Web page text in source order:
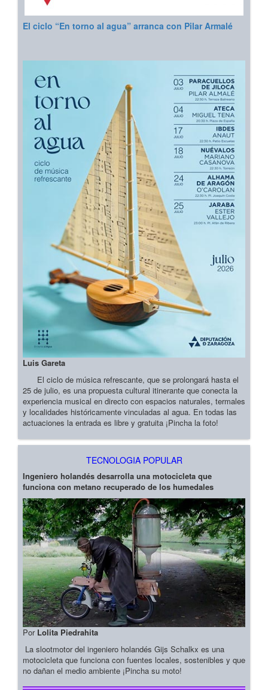
El ciclo “En torno al agua” arranca con Pilar Armalé
Luis Gareta
El ciclo de música refrescante, que se prolongará hasta el
25 de julio, es una propuesta cultural itinerante que conecta la
experiencia musical en directo con espacios naturales, termales
y localidades históricamente vinculadas al agua. En todas las
actuaciones la entrada es libre y gratuita ¡Pincha la foto!
TECNOLOGIA POPULAR
Ingeniero holandés desarrolla una motocicleta que
funciona con metano recuperado de los humedales
Por Lolita Piedrahita
La slootmotor del ingeniero holandés Gijs Schalkx es una
motocicleta que funciona con fuentes locales, sostenibles y que
no dañan el medio ambiente ¡Pincha su moto!